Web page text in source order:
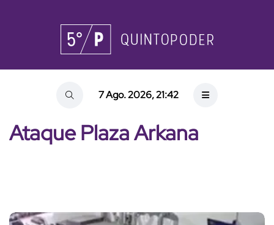
7 Ago. 2026, 21:42
Ataque Plaza Arkana